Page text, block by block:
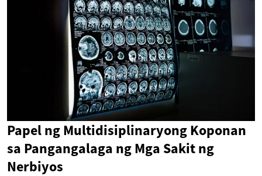
Papel ng Multidisiplinaryong Koponan
sa Pangangalaga ng Mga Sakit ng
Nerbiyos